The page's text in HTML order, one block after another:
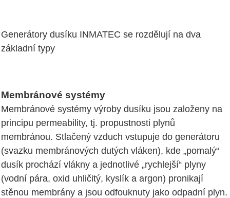
Generátory dusíku INMATEC se rozdělují na dva
základní typy
Membránové systémy
Membránové systémy výroby dusíku jsou založeny na
principu permeability, tj. propustnosti plynů
membránou. Stlačený vzduch vstupuje do generátoru
(svazku membránových dutých vláken), kde „pomalý“
dusík prochází vlákny a jednotlivé „rychlejší“ plyny
(vodní pára, oxid uhličitý, kyslík a argon) pronikají
stěnou membrány a jsou odfouknuty jako odpadní plyn.